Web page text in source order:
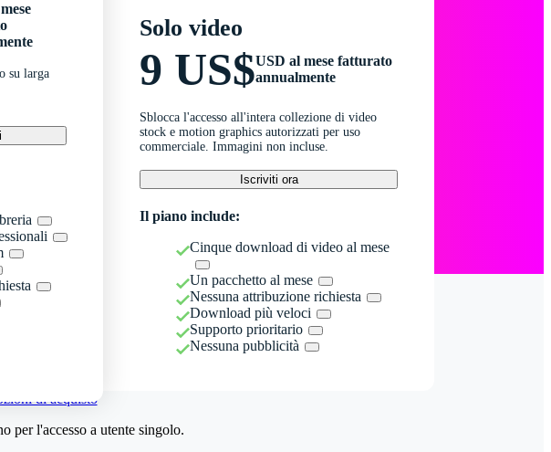
su larga
Solo video
9 US$USD al mese fatturato
annualmente
Sblocca l'accesso all'intera collezione di video
stock e motion graphics autorizzati per uso
commerciale. Immagini non incluse.
Iscriviti ora
Il piano include:
Cinque download di video al mese
Un pacchetto al mese
Nessuna attribuzione richiesta
Download più veloci
Supporto prioritario
Nessuna pubblicità
di acquisto
per l'accesso a utente singolo.